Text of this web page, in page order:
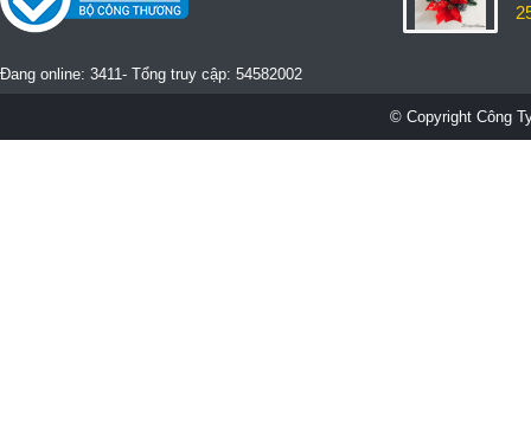
Đang online: 3411- Tổng truy cập: 54582002
© Copyright Công